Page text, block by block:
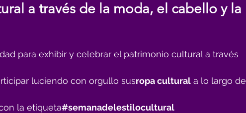
a través de la moda, el cabello y la
para exhibir y celebrar el patrimonio cultural a través
luciendo con orgullo susropa cultural a lo largo de
la etiqueta#semanadelestilocultural